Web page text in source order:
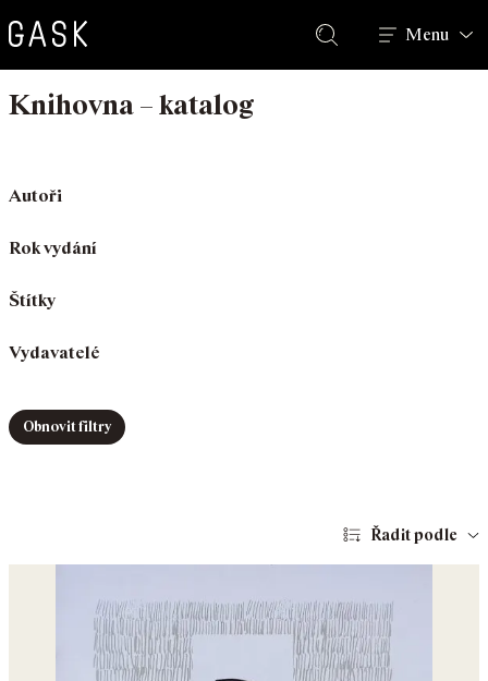
Hledat
Menu
Knihovna – katalog
Autoři
Rok vydání
Štítky
Vydavatelé
Obnovit filtry
Řadit podle